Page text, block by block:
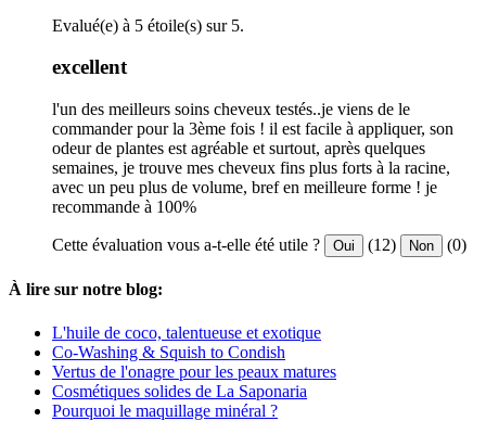
Evalué(e) à 5 étoile(s) sur 5.
excellent
l'un des meilleurs soins cheveux testés..je viens de le
commander pour la 3ème fois ! il est facile à appliquer, son
odeur de plantes est agréable et surtout, après quelques
semaines, je trouve mes cheveux fins plus forts à la racine,
avec un peu plus de volume, bref en meilleure forme ! je
recommande à 100%
Cette évaluation vous a-t-elle été utile ? Oui (12) Non (0)
À lire sur notre blog:
L'huile de coco, talentueuse et exotique
Co-Washing & Squish to Condish
Vertus de l'onagre pour les peaux matures
Cosmétiques solides de La Saponaria
Pourquoi le maquillage minéral ?